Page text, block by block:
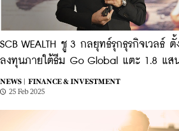
SCB WEALTH ชู 3 กลยุทธ์รุกธุรกิจเวลธ์ ตั้
ลงทุนภายใต้ธีม Go Global แตะ 1.8 แส
NEWS |
FINANCE & INVESTMENT
25 Feb 2025